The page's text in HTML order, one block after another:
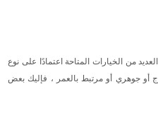
من الخيارات المتاحة اعتمادًا على نوع
أو جوهري أو مرتبط بالعمر ، فإليك بعض